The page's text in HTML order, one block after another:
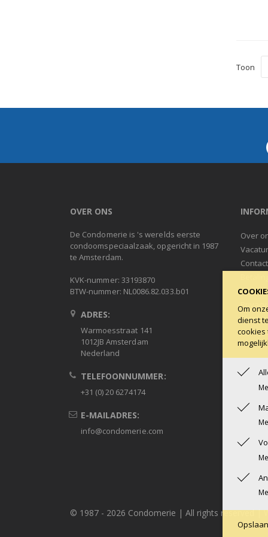
Toon
OVER ONS
De Condomerie is 's werelds eerste
condoomspeciaalzaak, opgericht in 1987
te Amsterdam.
KVK-nummer: 33193870
BTW-nummer: NL0086.82.033.b01
ADRES:
Warmoesstraat 141
1012JB Amsterdam
Nederland
TELEFOONNUMMER:
+31 (0) 20 6274174
E-MAILADRES:
info@condomerie.com
Over
Contact
Ruilen
© 1987 - 2026 Condomerie | All rights reserved |
Om
dienst
cookies
Opslaan